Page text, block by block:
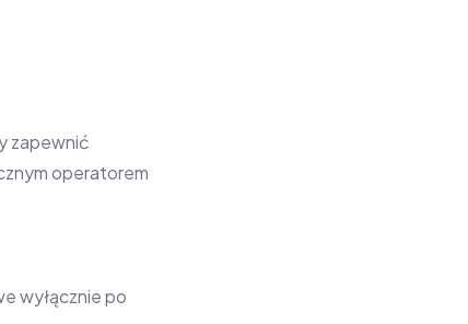
zapewnić
operatorem
wyłącznie po